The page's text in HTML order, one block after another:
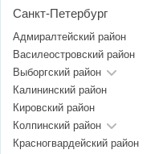
Санкт-Петербург
Адмиралтейский район
Василеостровский район
Выборгский район
Калининский район
Кировский район
Колпинский район
Красногвардейский район